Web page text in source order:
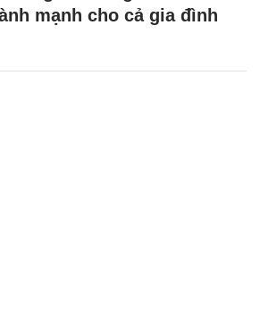
mạnh cho cả gia đình